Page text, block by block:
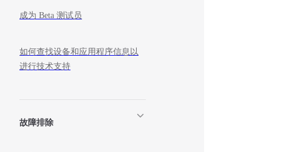
成为 Beta 测试员
如何查找设备和应用程序信息以
进行技术支持
故障排除